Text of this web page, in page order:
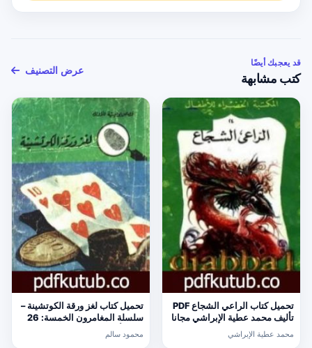
قد يعجبك أيضًا
كتب مشابهة
عرض التصنيف
تحميل كتاب الراعي الشجاع PDF
تأليف محمد عطية الإبراشي مجانا
محمد عطية الإبراشي
تحميل كتاب لغز ورقة الكوتشينة –
سلسلة المغامرون الخمسة: 26
PDF تأليف محمود سالم مجانا
[كامل]
محمود سالم